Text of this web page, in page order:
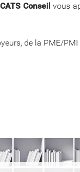
Conseil vous
de la PME/